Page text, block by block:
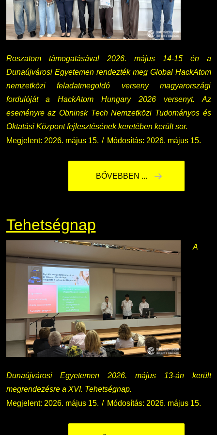
Nemzetközi Lehetőségek
Fordítási Szolgáltatások
GY.I.K.
DUE Hallgatói laptop használati segédlet
Átjelentkezőknek
TDK/Tehetségnap
Online Studium
Képzési Életpályamodell
Roszatom támogatásával 2026. május 14-15 én a
Dunaújvárosi Egyetemen rendezték meg Global HackAtom
nemzetközi feladatmegoldó verseny magyarországi
fordulóját a HackAtom Hungary 2026 versenyt. Az
eseményre az Obninsk Tech Nemzetközi Tudományos és
Oktatási Központ fejlesztésének keretében került sor.
Megjelent: 2026. május 15.
Módosítás: 2026. május 15.
BŐVEBBEN ...
Tehetségnap
A
Dunaújvárosi Egyetemen 2026. május 13-án került
megrendezésre a XVI. Tehetségnap.
Megjelent: 2026. május 15.
Módosítás: 2026. május 15.